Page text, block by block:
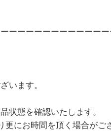
ーーーーーーーーーーー
います。
状態を確認いたします。
更にお時間を頂く場合がご